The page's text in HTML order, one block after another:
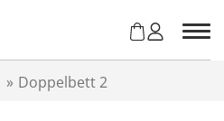
» Doppelbett 2